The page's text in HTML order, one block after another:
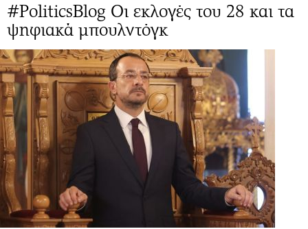
#PoliticsBlog Οι εκλογές του 28 και τα
ψηφιακά μπουλντόγκ